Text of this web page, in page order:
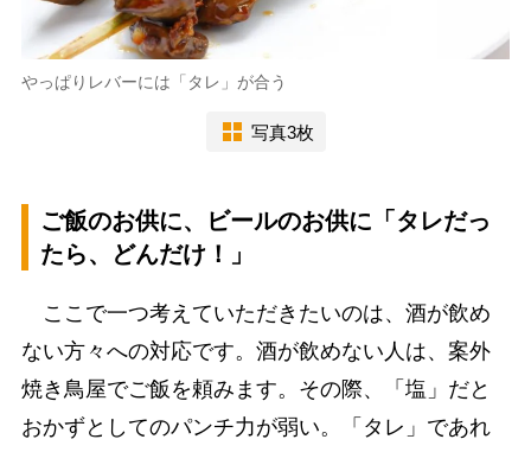
やっぱりレバーには「タレ」が合う
写真3枚
ご飯のお供に、ビールのお供に「タレだっ
たら、どんだけ！」
ここで一つ考えていただきたいのは、酒が飲め
ない方々への対応です。酒が飲めない人は、案外
焼き鳥屋でご飯を頼みます。その際、「塩」だと
おかずとしてのパンチ力が弱い。「タレ」であれ